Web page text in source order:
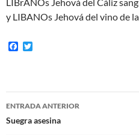
y LIBANOs Jehová del vino de
F
o
o
e
r
Navegación
de
ENTRADA ANTERIOR
Suegra asesina